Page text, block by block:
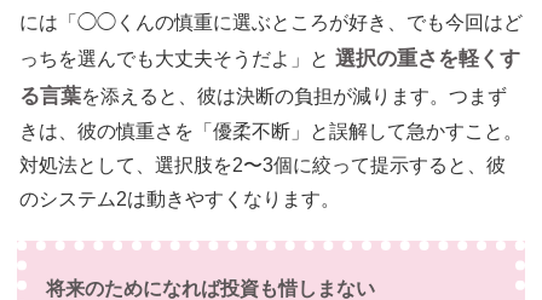
には「◯◯くんの慎重に選ぶところが好き、でも今回はど
っちを選んでも大丈夫そうだよ」と 選択の重さを軽くす
る言葉を添えると、彼は決断の負担が減ります。つまず
きは、彼の慎重さを「優柔不断」と誤解して急かすこと。
対処法として、選択肢を2〜3個に絞って提示すると、彼
のシステム2は動きやすくなります。
将来のためになれば投資も惜しまない